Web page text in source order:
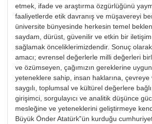
etmek, ifade ve araştırma özgürlüğünü
faaliyetlerde etik davranış ve müşavereyi
üniversite bünyesinde herkesin temel
saydam, dürüst, güvenilir ve etkin bir iletişim
sağlamak önceliklerimizdendir. Sonuç
amacı; evrensel değerlerle milli değerleri
ve özümseyen, çağımızın gereklerine
yeteneklere sahip, insan haklarına,
saygılı, toplumsal ve kültürel değerlere bağlı,
girişimci, sorgulayıcı ve analitik düşünce
mesleğine ve yeteneklerini geliştirmeye
Büyük Önder Atatürk‟ün kurduğu